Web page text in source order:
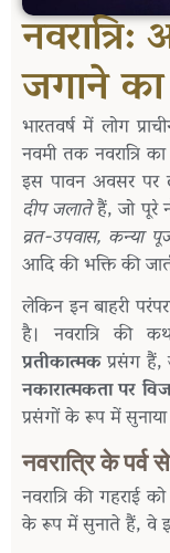
जगाने का
भारतवर्ष में लोग
नवमी तक नवरात्रि
इस पावन अवसर पर
दीप जलातेहैं, जो पूरे
व्रत-उपवास, कन्या
आदि की भक्ति की
लेकिन इन बाहरी
है। नवरात्रि की
प्रतीकात्मकप्रसंग
नकारात्मकता पर
प्रसंगों के रूप में
नवरात्रि के
नवरात्रि की
के रूप में सुनाते हैं, वे